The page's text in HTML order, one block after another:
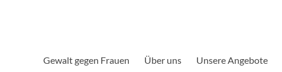
Gewalt gegen Frauen Über uns Unsere Angebote